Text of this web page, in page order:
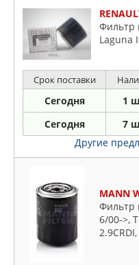
Фильтр
Laguna
Срок поставки
Сегодня 1
Сегодня 7
Другие
MANN
Фильтр
6/00->,